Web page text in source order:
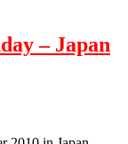
– Japan